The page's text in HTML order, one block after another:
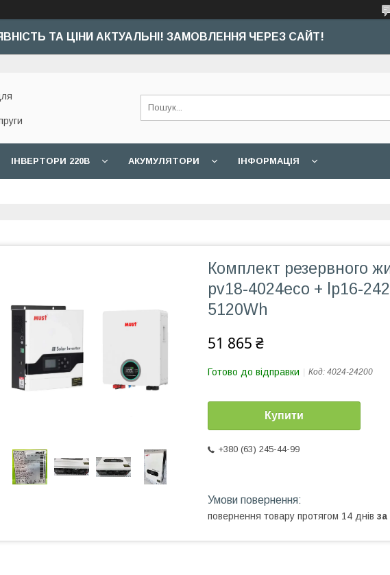
ТА ЦІНИ АКТУАЛЬНІ! ЗАМОВЛЕННЯ ЧЕРЕЗ САЙТ!
ІНВЕРТОРИ 220В АКУМУЛЯТОРИ ІНФОРМАЦІЯ
Комплект резервного
pv18-4024eco + lp16-
5120Wh
51 865 ₴
Готово до відправки Код: 4024-24200
Купити
+380 (63) 245-44-99
повернення товару протягом 14 днів